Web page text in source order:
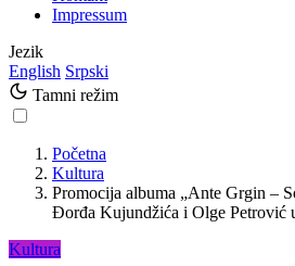
Impressum
Jezik
English Srpski
Tamni režim
Početna
Kultura
Promocija albuma „Ante Grgin –
Đorđa Kujundžića i Olge Petrović
Kultura